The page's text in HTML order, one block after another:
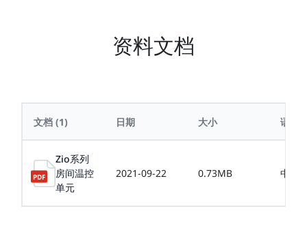
资料文档
文档 (1) 日期 大小 语言
Zio系列
房间温控
单元
2021-09-22 0.73MB 中文